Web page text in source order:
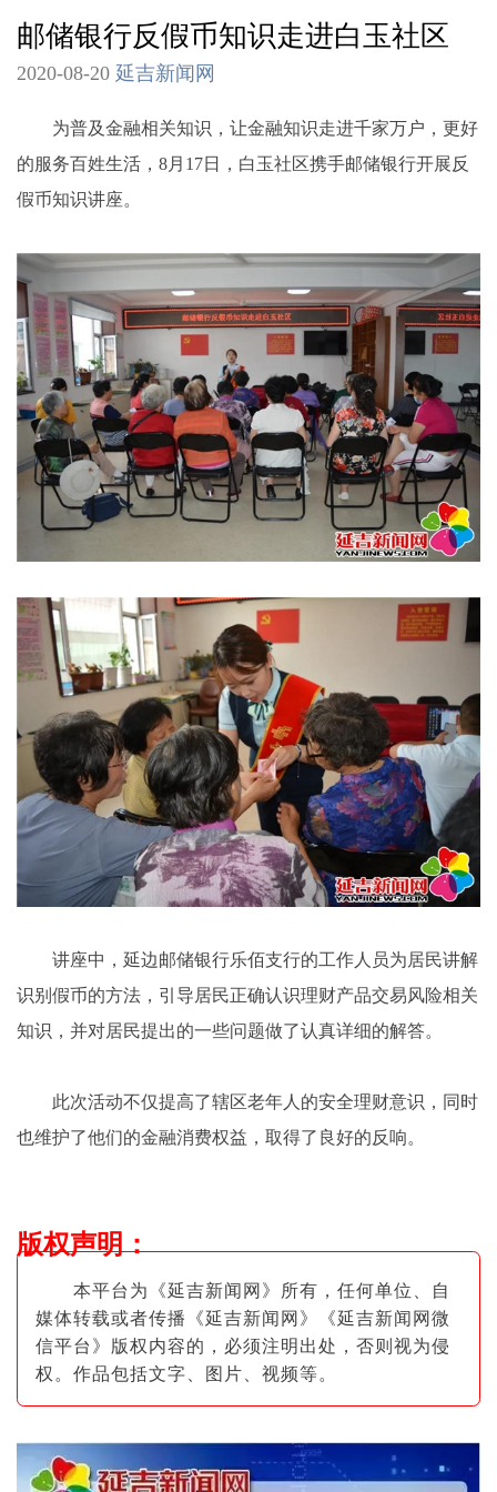
邮储银行反假币知识走进白玉社区
2020-08-20 延吉新闻网
为普及金融相关知识，让金融知识走进千家万户，更好
的服务百姓生活，8月17日，白玉社区携手邮储银行开展反
假币知识讲座。
讲座中，延边邮储银行乐佰支行的工作人员为居民讲解
识别假币的方法，引导居民正确认识理财产品交易风险相关
知识，并对居民提出的一些问题做了认真详细的解答。
此次活动不仅提高了辖区老年人的安全理财意识，同时
也维护了他们的金融消费权益，取得了良好的反响。
版权声明：
本平台为《延吉新闻网》所有，任何单位、自
媒体转载或者传播《延吉新闻网》《延吉新闻网微
信平台》版权内容的，必须注明出处，否则视为侵
权。作品包括文字、图片 、视频等。